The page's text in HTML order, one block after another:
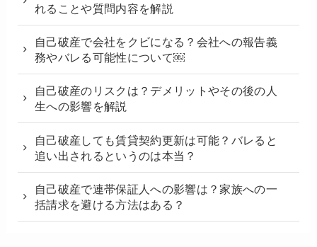
れることや質問内容を解説
自己破産で会社をクビになる？会社への報告義
務やバレる可能性について￼
自己破産のリスクは？デメリットやその後の人
生への影響を解説
自己破産しても賃貸契約更新は可能？バレると
追い出されるというのは本当？
自己破産で連帯保証人への影響は？家族への一
括請求を避ける方法はある？